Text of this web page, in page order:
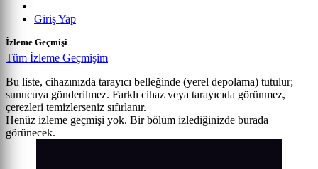
Giriş Yap
İzleme Geçmişi
Tüm İzleme Geçmişim
Bu liste, cihazınızda tarayıcı belleğinde (yerel depolama) tutulur;
sunucuya gönderilmez. Farklı cihaz veya tarayıcıda görünmez,
çerezleri temizlerseniz sıfırlanır.
Henüz izleme geçmişi yok. Bir bölüm izlediğinizde burada
görünecek.